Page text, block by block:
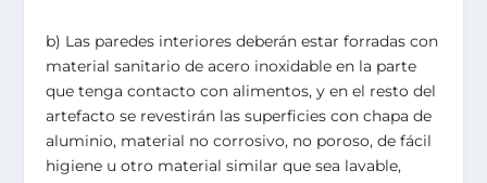
b) Las paredes interiores deberán estar forradas con
material sanitario de acero inoxidable en la parte
que tenga contacto con alimentos, y en el resto del
artefacto se revestirán las superficies con chapa de
aluminio, material no corrosivo, no poroso, de fácil
higiene u otro material similar que sea lavable,